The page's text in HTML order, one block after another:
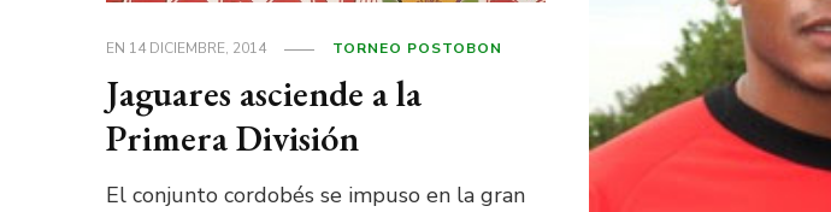
EN 14 DICIEMBRE, 2014 TORNEO POSTOBON
Jaguares asciende a la
Primera División
El conjunto cordobés se impuso en la gran